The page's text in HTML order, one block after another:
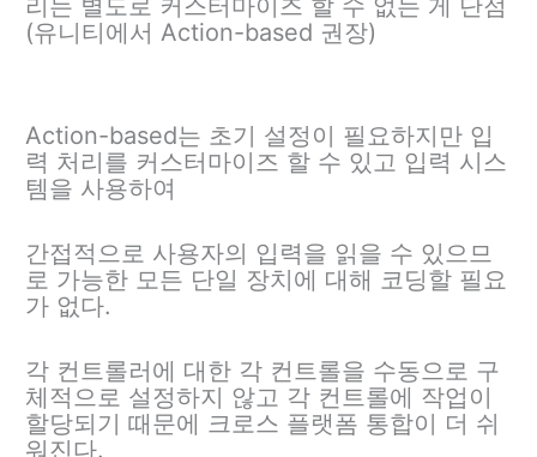
리는 별도로 커스터마이즈 할 수 없는 게 단점
(유니티에서 Action-based 권장)
Action-based는 초기 설정이 필요하지만 입
력 처리를 커스터마이즈 할 수 있고 입력 시스
템을 사용하여
간접적으로 사용자의 입력을 읽을 수 있으므
로 가능한 모든 단일 장치에 대해 코딩할 필요
가 없다.
각 컨트롤러에 대한 각 컨트롤을 수동으로 구
체적으로 설정하지 않고 각 컨트롤에 작업이
할당되기 때문에 크로스 플랫폼 통합이 더 쉬
워진다.